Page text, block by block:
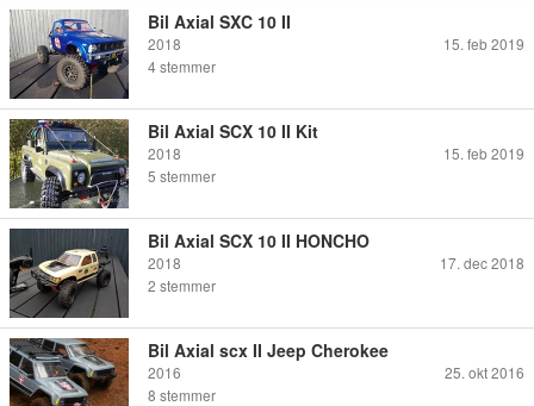
Bil Axial SXC 10 II
2018
15. feb 2019
4 stemmer
Bil Axial SCX 10 II Kit
2018
15. feb 2019
5 stemmer
Bil Axial SCX 10 II HONCHO
2018
17. dec 2018
2 stemmer
Bil Axial scx II Jeep Cherokee
2016
25. okt 2016
8 stemmer